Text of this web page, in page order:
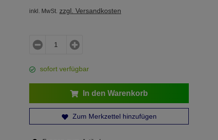
inkl. MwSt. zzgl. Versandkosten
sofort verfügbar
In den Warenkorb
Zum Merkzettel hinzufügen